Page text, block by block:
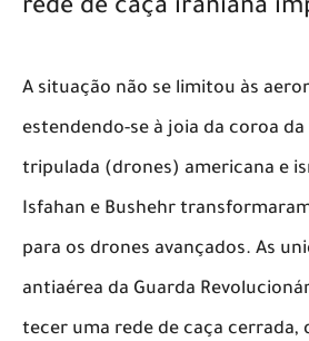
rede de caça iraniana
​A situação não se limitou às
estendendo-se à joia da coroa
tripulada (drones) americana e
Isfahan e Bushehr
para os drones avançados. As
antiaérea da Guarda
tecer uma rede de caça cerrada,